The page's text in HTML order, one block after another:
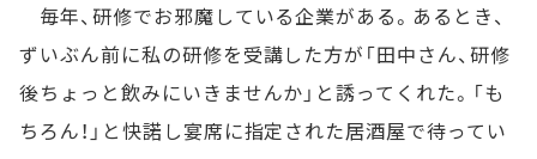
毎年、研修でお邪魔している企業がある。あるとき、
ずいぶん前に私の研修を受講した方が「田中さん、研修
後ちょっと飲みにいきませんか」と誘ってくれた。「も
ちろん！」と快諾し宴席に指定された居酒屋で待ってい